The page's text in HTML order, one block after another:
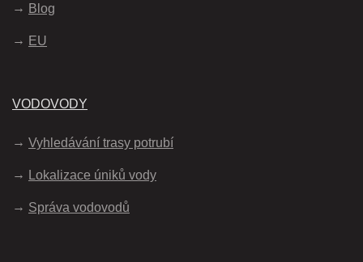
Blog
EU
VODOVODY
Vyhledávání trasy potrubí
Lokalizace úniků vody
Správa vodovodů